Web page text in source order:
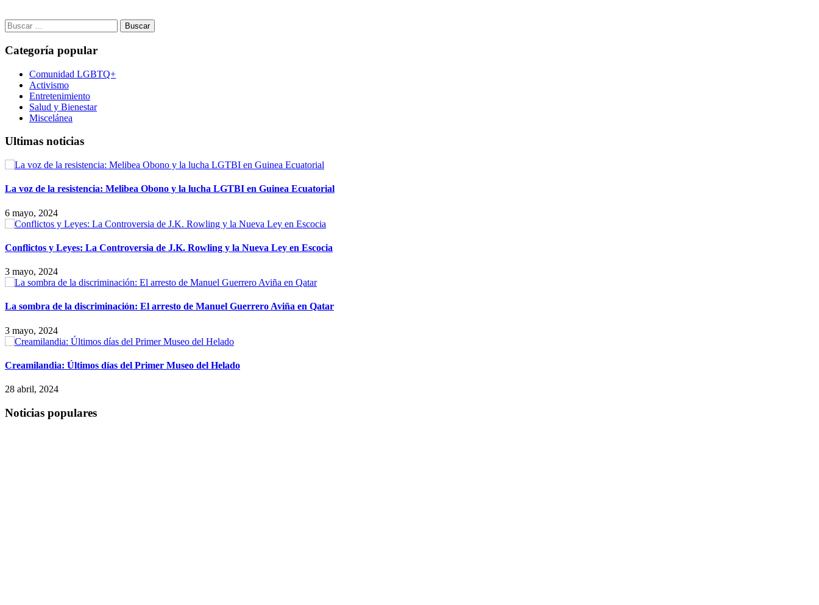
Buscar:
Categoría popular
Comunidad LGBTQ+
Activismo
Entretenimiento
Salud y Bienestar
Miscelánea
Ultimas noticias
La voz de la resistencia: Melibea Obono y la lucha LGTBI en Guinea Ecuatorial
6 mayo, 2024
Conflictos y Leyes: La Controversia de J.K. Rowling y la Nueva Ley en Escocia
3 mayo, 2024
La sombra de la discriminación: El arresto de Manuel Guerrero Aviña en Qatar
3 mayo, 2024
Creamilandia: Últimos días del Primer Museo del Helado
28 abril, 2024
Noticias populares